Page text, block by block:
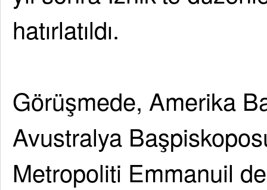
hatırlatıldı.
Görüşmede, Amerika
Avustralya
Metropoliti Emmanuil